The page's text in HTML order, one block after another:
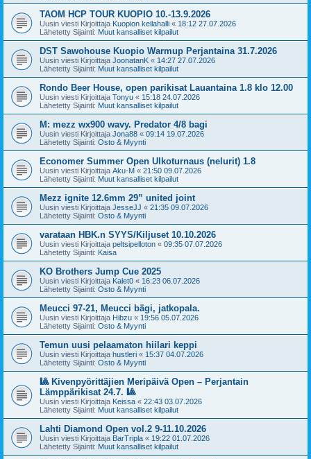
TAOM HCP TOUR KUOPIO 10.-13.9.2026
Uusin viesti Kirjoittaja Kuopion keilahalli « 18:12 27.07.2026
Lähetetty Sijainti: Muut kansalliset kilpailut
DST Sawohouse Kuopio Warmup Perjantaina 31.7.2026
Uusin viesti Kirjoittaja JoonatanK « 14:27 27.07.2026
Lähetetty Sijainti: Muut kansalliset kilpailut
Rondo Beer House, open parikisat Lauantaina 1.8 klo 12.00
Uusin viesti Kirjoittaja Tonyu « 15:18 24.07.2026
Lähetetty Sijainti: Muut kansalliset kilpailut
M: mezz wx900 wavy. Predator 4/8 bagi
Uusin viesti Kirjoittaja Jona88 « 09:14 19.07.2026
Lähetetty Sijainti: Osto & Myynti
Economer Summer Open Ulkoturnaus (nelurit) 1.8
Uusin viesti Kirjoittaja Aku-M « 21:50 09.07.2026
Lähetetty Sijainti: Muut kansalliset kilpailut
Mezz ignite 12.6mm 29” united joint
Uusin viesti Kirjoittaja JesseJJ « 21:35 09.07.2026
Lähetetty Sijainti: Osto & Myynti
varataan HBK.n SYYS/Kiljuset 10.10.2026
Uusin viesti Kirjoittaja peltsipelloton « 09:35 07.07.2026
Lähetetty Sijainti: Kaisa
KO Brothers Jump Cue 2025
Uusin viesti Kirjoittaja Kalet0 « 16:23 06.07.2026
Lähetetty Sijainti: Osto & Myynti
Meucci 97-21, Meucci bägi, jatkopala.
Uusin viesti Kirjoittaja Hibzu « 19:56 05.07.2026
Lähetetty Sijainti: Osto & Myynti
Temun uusi pelaamaton hiilari keppi
Uusin viesti Kirjoittaja hustleri « 15:37 04.07.2026
Lähetetty Sijainti: Osto & Myynti
🎱 Kivenpyörittäjien Meripäivä Open – Perjantain
Lämppärikisat 24.7. 🎱
Uusin viesti Kirjoittaja Keissa « 22:43 03.07.2026
Lähetetty Sijainti: Muut kansalliset kilpailut
Lahti Diamond Open vol.2 9-11.10.2026
Uusin viesti Kirjoittaja BarTripla « 19:22 01.07.2026
Lähetetty Sijainti: Muut kansalliset kilpailut